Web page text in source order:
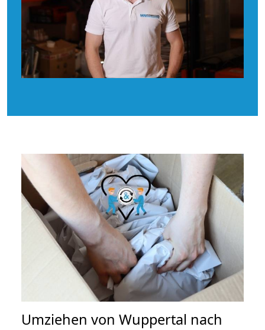
Umziehen von Wuppertal nach